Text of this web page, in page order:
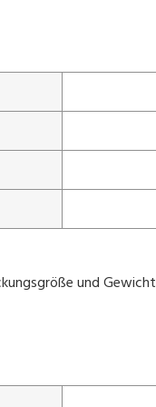
und Gewicht